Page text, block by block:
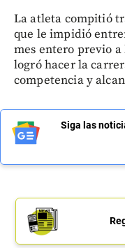
La atleta compitió
que le impidió
mes entero previo
logró hacer la
competencia y
Siga las